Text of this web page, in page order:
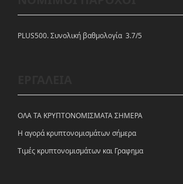
PLUS500. Συνολική βαθμολογία 3.7/5
ΟΛΑ ΤΑ ΚΡΥΠΤΟΝΟΜΙΣΜΑΤΑ ΣΗΜΕΡΑ
Η αγορά κρυπτονομισμάτων σήμερα
Tιμές κρυπτονομισμάτων και Γραφημα